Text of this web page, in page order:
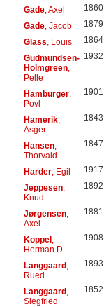
Gade, Axel 1860
Gade, Jacob 1879
Glass , Louis 1864
Gudmundsen-
Holmgreen,
Pelle
1932
Hamburger,
Povl
1901
Hamerik,
Asger
1843
Hansen,
Thorvald
1847
Harder, Egil 1917
Jeppesen,
Knud
1892
Jørgensen,
Axel
1881
Koppel,
Herman D.
1908
Langgaard,
Rued
1893
Langgaard,
Siegfried
1852